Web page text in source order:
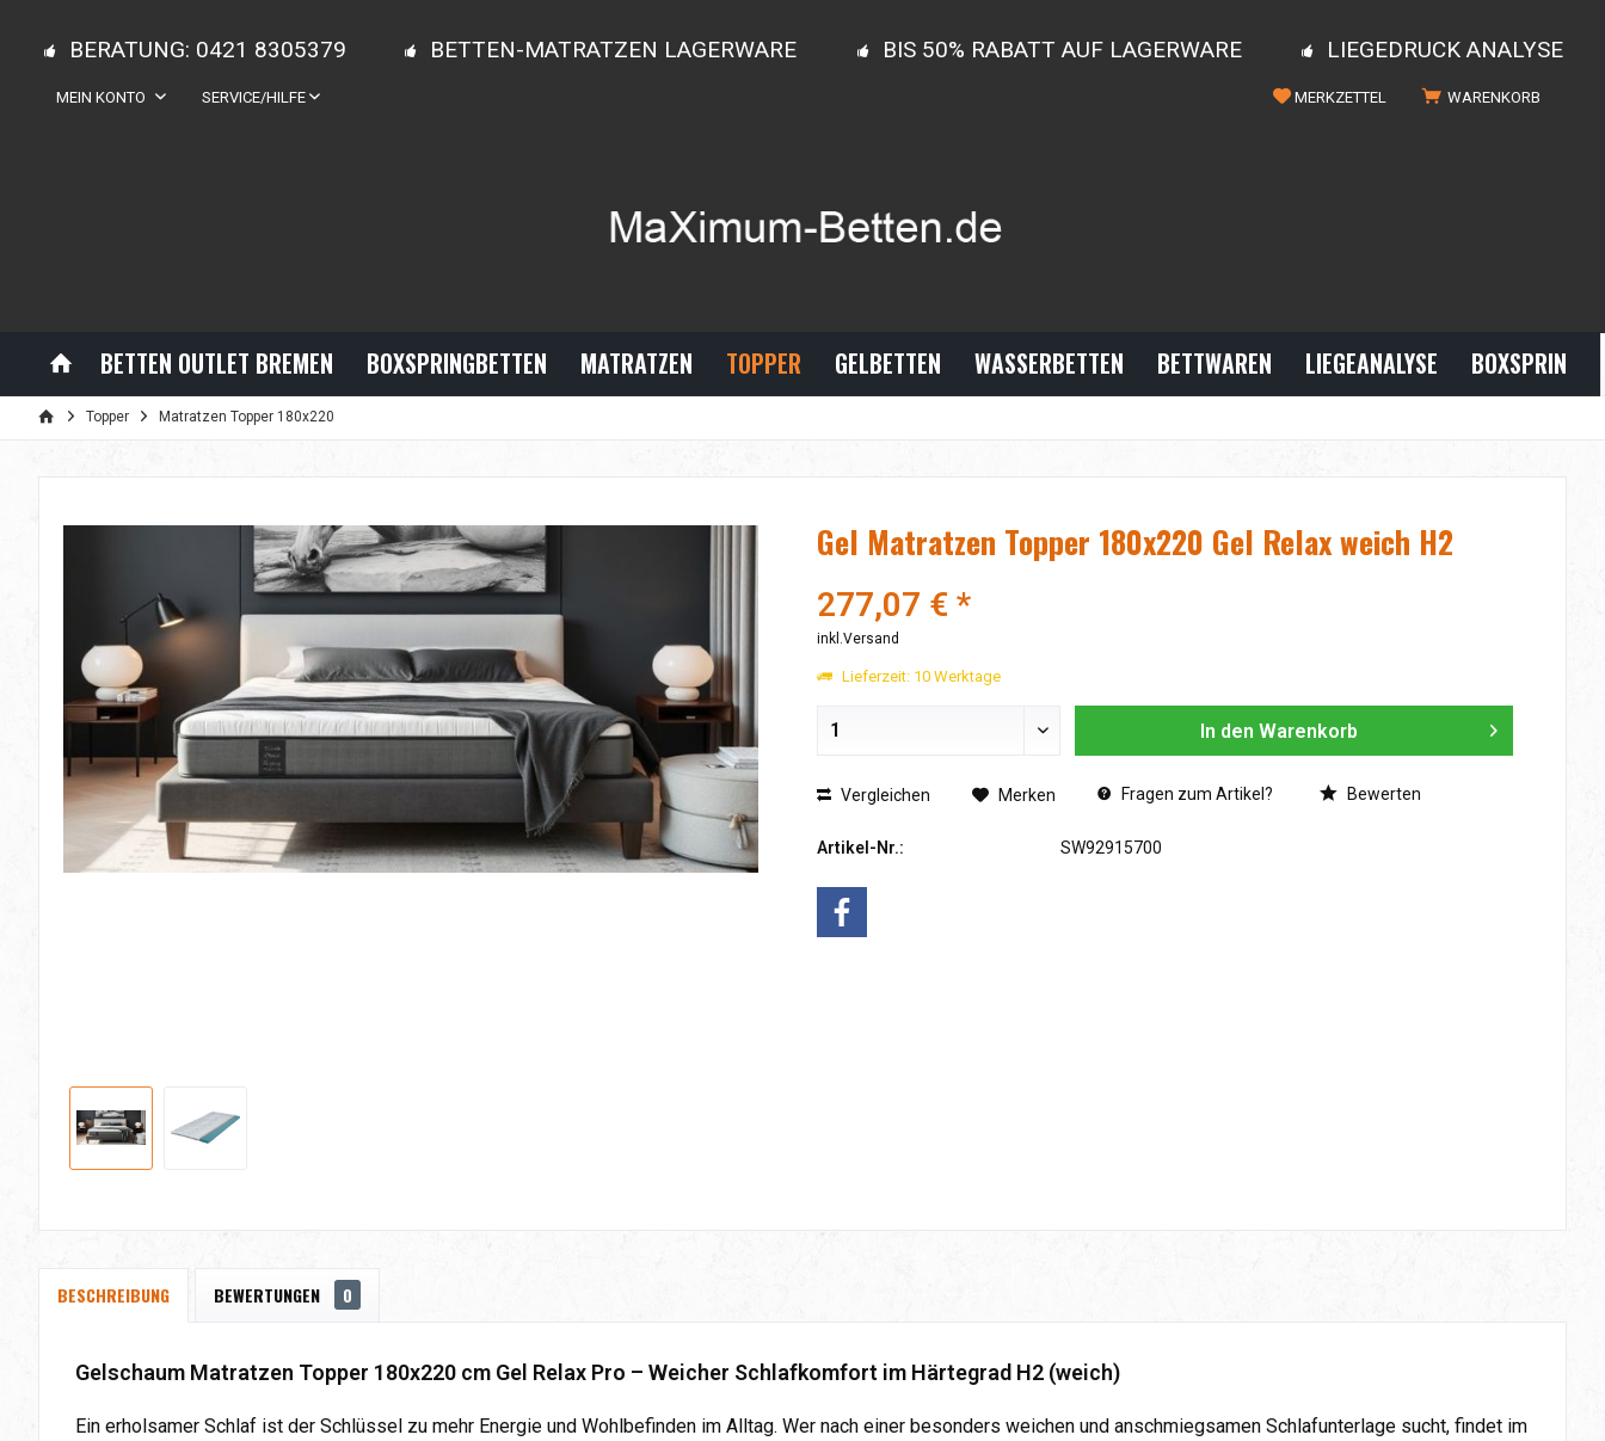
BERATUNG: 0421 8305379 BETTEN-MATRATZEN LAGERWARE BIS 50% RABATT AUF LAGERWARE LIEGEDRUCK ANALYSE
WARENKORB
MERKZETTEL
MEIN KONTO SERVICE/HILFE
BETTEN OUTLET BREMEN BOXSPRINGBETTEN MATRATZEN TOPPER GELBETTEN WASSERBETTEN BETTWAREN LIEGEANALYSE
Topper Matratzen Topper 180x220
Gel Matratzen Topper 180x220 Gel Relax weich H2
277,07 € *
inkl.Versand
Lieferzeit: 10 Werktage
In den Warenkorb
Vergleichen Merken Fragen zum Artikel? Bewerten
Artikel-Nr.: SW92915700
BESCHREIBUNG BEWERTUNGEN 0
Gelschaum Matratzen Topper 180x220 cm Gel Relax Pro – Weicher Schlafkomfort im Härtegrad H2 (weich)
Ein erholsamer Schlaf ist der Schlüssel zu mehr Energie und Wohlbefinden im Alltag. Wer nach einer besonders weichen und anschmiegsamen Schlafunterlage sucht, findet im